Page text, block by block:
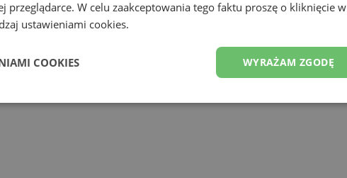
przeglądarce. W celu zaakceptowania tego faktu proszę o kliknięcie w
ustawieniami cookies.
WYRAŻAM ZGODĘ
COOKIES